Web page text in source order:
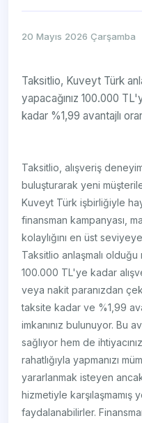
20 Mayıs 2026 Çarşamba
Taksitlio, Kuveyt Türk
yapacağınız 100.000
kadar %1,99 avantajlı
Taksitlio, alışveriş
buluşturarak yeni
Kuveyt Türk işbirliğiyle
finansman kampanyası,
kolaylığını en üst
Taksitlio anlaşmalı
100.000 TL'ye kadar
veya nakit paranızdan
taksite kadar ve %1,99
imkanınız bulunuyor. Bu
sağlıyor hem de
rahatlığıyla yapmanızı
yararlanmak isteyen
hizmetiyle karşılaşmamış
faydalanabilirler.